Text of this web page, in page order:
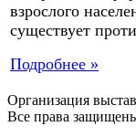
взрослого
существует
Подробнее »
Организация
Все права